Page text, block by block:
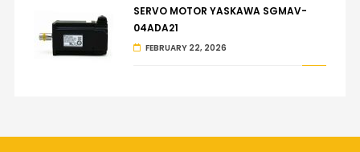
SERVO MOTOR YASKAWA SGMAV-
04ADA21
FEBRUARY 22, 2026